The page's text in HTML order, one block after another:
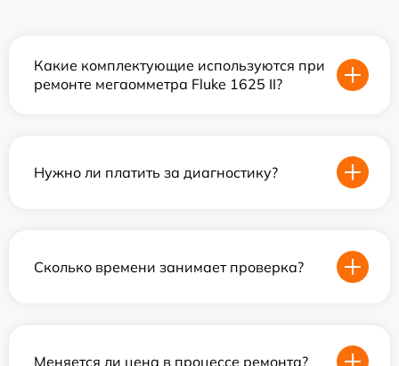
Какие комплектующие используются при
ремонте мегаомметра Fluke 1625 II?
Нужно ли платить за диагностику?
Сколько времени занимает проверка?
Меняется ли цена в процессе ремонта?